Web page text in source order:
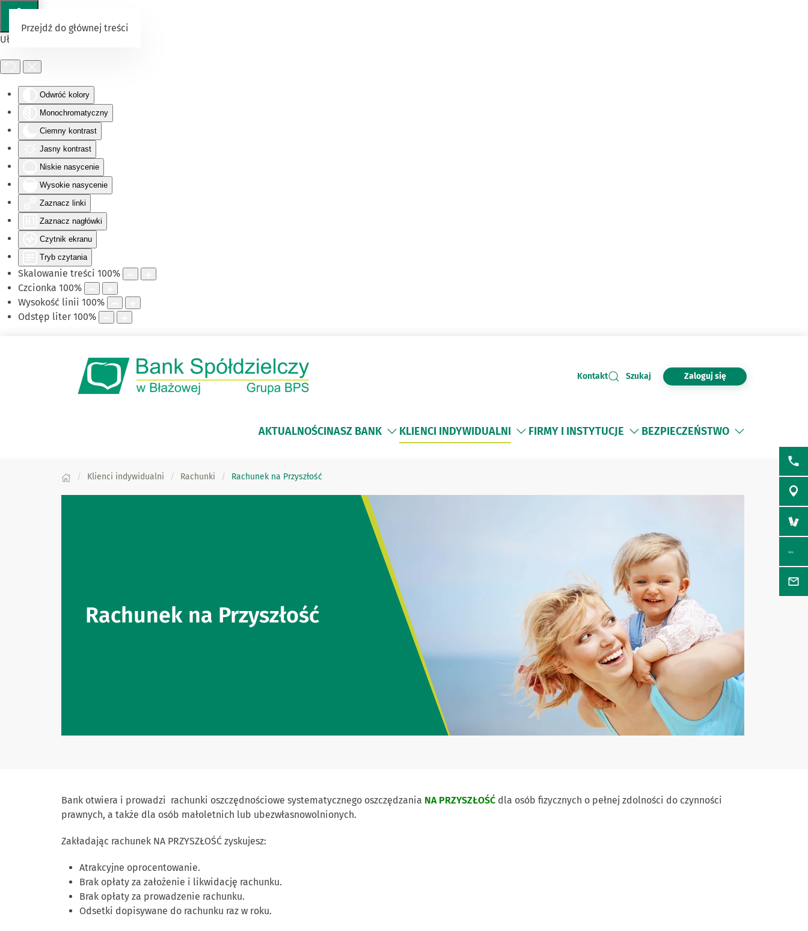
Ułatwienia dostępu
Odwróć kolory
Monochromatyczny
Ciemny kontrast
Jasny kontrast
Niskie nasycenie
Wysokie nasycenie
Zaznacz linki
Zaznacz nagłówki
Czytnik ekranu
Tryb czytania
Skalowanie treści 100%
Czcionka 100%
Wysokość linii 100%
Odstęp liter 100%
Przejdź do głównej treści
Kontakt Szukaj Zaloguj się
AKTUALNOŚCINASZ BANK KLIENCI INDYWIDUALNI FIRMY I INSTYTUCJE BEZPIECZEŃSTWO
Klienci indywidualni Rachunki Rachunek na Przyszłość
Rachunek na Przyszłość
Bank otwiera i prowadzi rachunki oszczędnościowe systematycznego oszczędzania NA PRZYSZŁOŚĆ dla osób fizycznych o pełnej zdolności do czynności
prawnych, a także dla osób małoletnich lub ubezwłasnowolnionych.
Zakładając rachunek NA PRZYSZŁOŚĆ zyskujesz:
Atrakcyjne oprocentowanie.
Brak opłaty za założenie i likwidację rachunku.
Brak opłaty za prowadzenie rachunku.
Odsetki dopisywane do rachunku raz w roku.